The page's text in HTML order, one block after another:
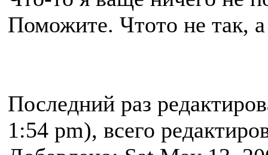
Поможите. Чтото не так,
Последний раз
1:54 pm), всего